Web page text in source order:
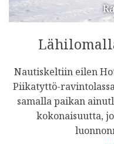
Nautiskeltiin eilen
Piikatyttö-
samalla paikan
kokonaisuutta,